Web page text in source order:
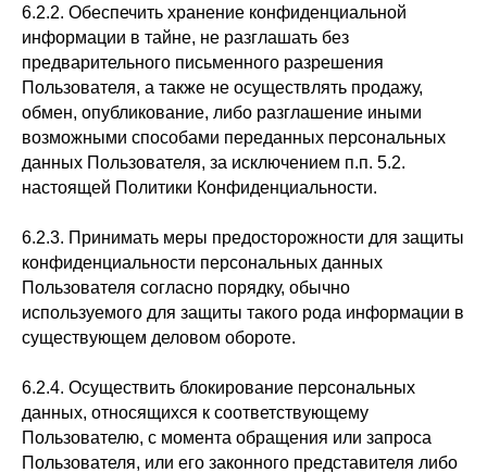
6.2.2. Обеспечить хранение конфиденциальной
информации в тайне, не разглашать без
предварительного письменного разрешения
Пользователя, а также не осуществлять продажу,
обмен, опубликование, либо разглашение иными
возможными способами переданных персональных
данных Пользователя, за исключением п.п. 5.2.
настоящей Политики Конфиденциальности.
6.2.3. Принимать меры предосторожности для защиты
конфиденциальности персональных данных
Пользователя согласно порядку, обычно
используемого для защиты такого рода информации в
существующем деловом обороте.
6.2.4. Осуществить блокирование персональных
данных, относящихся к соответствующему
Пользователю, с момента обращения или запроса
Пользователя, или его законного представителя либо